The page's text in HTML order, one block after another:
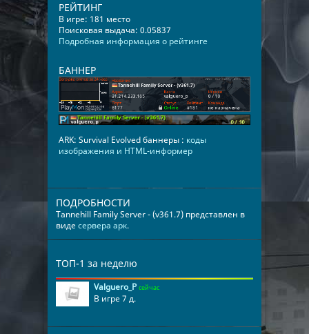
РЕЙТИНГ
В игре: 181 место
Поисковая выдача: 0.05837
Подробная информация о рейтинге
БАННЕР
ARK: Survival Evolved баннеры : коды
изображения и HTML-информер
ПОДРОБНОСТИ
Tannehill Family Server - (v361.7) представлен в
видесервера арк.
ТОП-1 за неделю
Valguero_P сейчас
В игре 7 д.